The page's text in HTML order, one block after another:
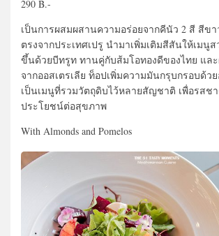
290 B.-
เป็นการผสมผสานความอร่อยจากคีนัว 2 สี สีข
ตรงจากประเทศเปรู นำมาเพิ่มเติมสีสันให้เมนู
ขึ้นด้วยบีทรูท ทานคู่กับส้มโอทองดีของไทย และ
จากออสเตรเลีย ท็อปเพิ่มความมันกรุบกรอบด้ว
เป็นเมนูที่รวมวัตถุดิบไว้หลายสัญชาติ เพื่อรสช
ประโยชน์ต่อสุขภาพ
With Almonds and Pomelos